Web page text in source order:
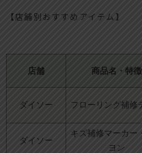
【店舗別おすすめアイテム】
店舗 商品名・特徴
ダイソー フローリング補修
ダイソー
キズ補修マーカー
ヨン